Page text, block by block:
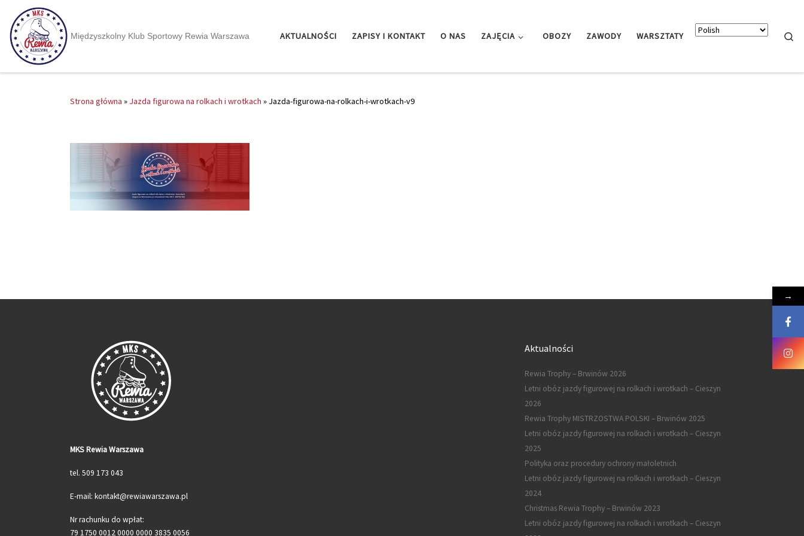
Międzyszkolny Klub Sportowy Rewia Warszawa AKTUALNOŚCI ZAPISY I KONTAKT O NAS ZAJĘCIA OBOZY ZAWODY WARSZTATY
Strona główna » Jazda figurowa na rolkach i wrotkach » Jazda-figurowa-na-rolkach-i-wrotkach-v9
MKS Rewia Warszawa
tel. 509 173 043
E-mail: kontakt@rewiawarszawa.pl
Nr rachunku do wpłat:
79 1750 0012 0000 0000 3835 0056
Aktualności
Rewia Trophy – Brwinów 2026
Letni obóz jazdy figurowej na rolkach i wrotkach – Cieszyn
2026
Rewia Trophy MISTRZOSTWA POLSKI – Brwinów 2025
Letni obóz jazdy figurowej na rolkach i wrotkach – Cieszyn
2025
Polityka oraz procedury ochrony małoletnich
Letni obóz jazdy figurowej na rolkach i wrotkach – Cieszyn
2024
Christmas Rewia Trophy – Brwinów 2023
Letni obóz jazdy figurowej na rolkach i wrotkach – Cieszyn
→